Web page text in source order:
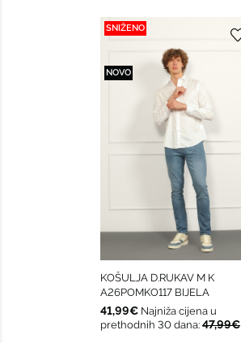
SNIŽENO
NOVO
KOŠULJA D.RUKAV M K
A26POMKO117 BIJELA
41,99€ Najniža cijena u
prethodnih 30 dana: 47,99€